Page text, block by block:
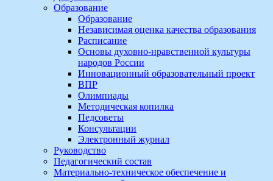
Образование
Образование
Независимая оценка качества образования
Расписание
Основы духовно-нравственной культуры
народов России
Инновационный образовательный проект
ВПР
Олимпиады
Методическая копилка
Педсоветы
Консультации
Электронный журнал
Руководство
Педагогический состав
Материально-техническое обеспечение и